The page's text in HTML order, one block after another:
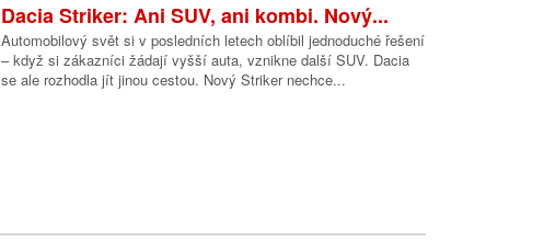
Dacia Striker: Ani SUV, ani kombi. Nový...
Automobilový svět si v posledních letech oblíbil jednoduché řešení
– když si zákazníci žádají vyšší auta, vznikne další SUV. Dacia
se ale rozhodla jít jinou cestou. Nový Striker nechce...